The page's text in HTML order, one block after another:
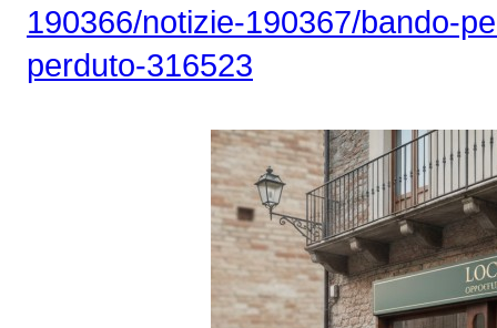
190366/notizie-190367/bando-
perduto-316523